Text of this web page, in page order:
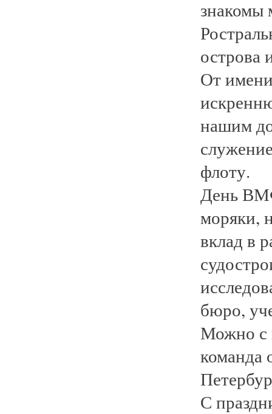
знакомы
острова
От
нашим
флоту.
День
моряки,
вклад в
бюро,
Можно с
команда
С